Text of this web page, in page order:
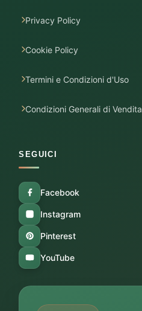
Privacy Policy
Cookie Policy
Termini e Condizioni d'Uso
Condizioni Generali di Vendita
SEGUICI
Facebook
Instagram
Pinterest
YouTube